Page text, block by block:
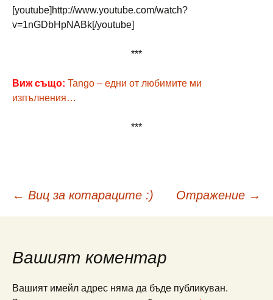
[youtube]http://www.youtube.com/watch?
v=1nGDbHpNABk[/youtube]
***
Виж също: Tango – едни от любимите ми
изпълнения…
***
Навигация
публикациите
← Виц за котараците :) Отражение →
Вашият коментар
Вашият имейл адрес няма да бъде публикуван.